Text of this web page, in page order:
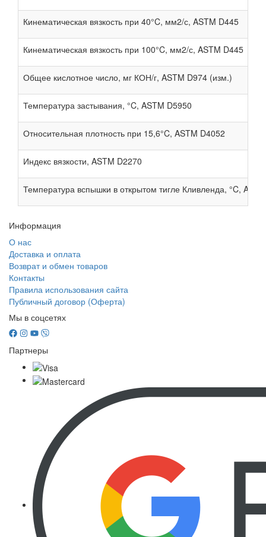
Кинематическая вязкость при 40°C, мм2/с, ASTM D445
Кинематическая вязкость при 100°C, мм2/с, ASTM D445
Общее кислотное число, мг КОН/г, ASTM D974 (изм.)
Температура застывания, °C, ASTM D5950
Относительная плотность при 15,6°C, ASTM D4052
Индекс вязкости, ASTM D2270
Температура вспышки в открытом тигле Кливленда, °C,
Информация
О нас
Доставка и оплата
Возврат и обмен товаров
Контакты
Правила использования сайта
Публичный договор (Оферта)
Мы в соцсетях
Партнеры